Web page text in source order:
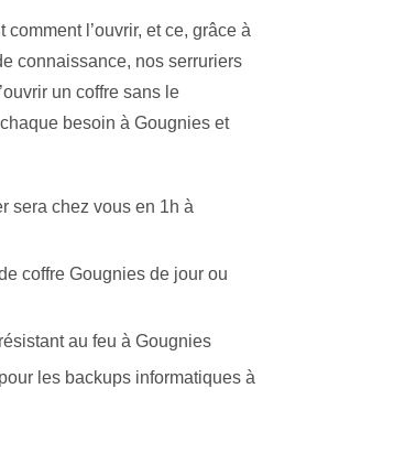
l’ouvrir, et ce, grâce à
connaissance, nos serruriers
un coffre sans le
besoin à Gougnies et
sera chez vous en 1h à
coffre Gougnies de jour ou
au feu à Gougnies
les backups informatiques à